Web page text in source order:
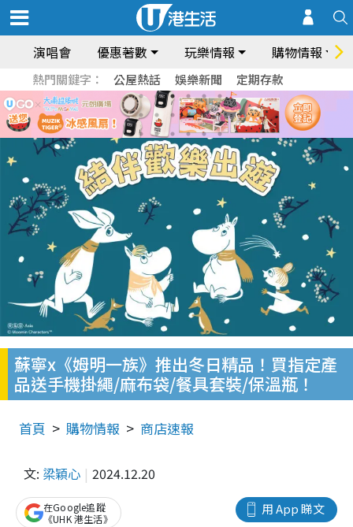
演唱會 優惠著數 玩樂情報 購物情報
熱門關鍵字： 公屋熱話 娛樂新聞 定期存款
蘇寧x《姆明一族》推出冬日精品！買指定產
品送手機掛繩/麻布袋/餐具套裝/保溫瓶！
首頁 購物情報 商店速報
文: 梁穎心 2024.12.20
用 App 睇文
在Google追蹤
《UHK 港生活》